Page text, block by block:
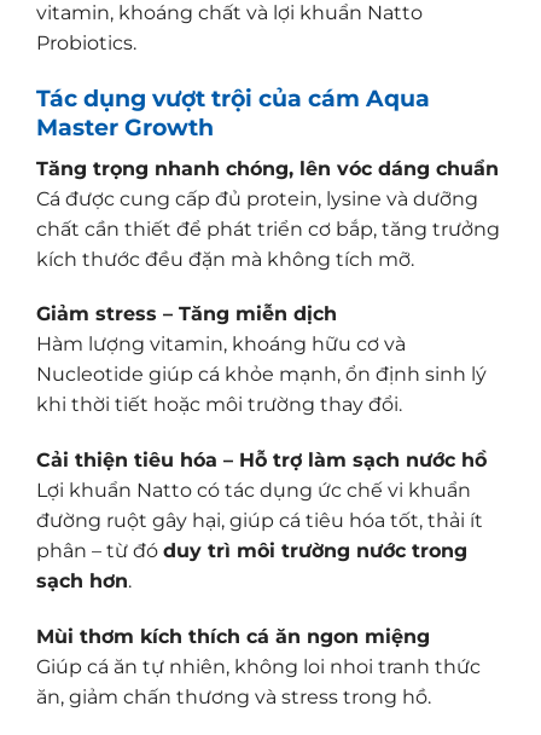
vitamin, khoáng chất và lợi khuẩn Natto
Probiotics.
Tác dụng vượt trội của cám Aqua
Master Growth
Tăng trọng nhanh chóng, lên vóc dáng chuẩn
Cá được cung cấp đủ protein, lysine và dưỡng
chất cần thiết để phát triển cơ bắp, tăng trưởng
kích thước đều đặn mà không tích mỡ.
Giảm stress – Tăng miễn dịch
Hàm lượng vitamin, khoáng hữu cơ và
Nucleotide giúp cá khỏe mạnh, ổn định sinh lý
khi thời tiết hoặc môi trường thay đổi.
Cải thiện tiêu hóa – Hỗ trợ làm sạch nước hồ
Lợi khuẩn Natto có tác dụng ức chế vi khuẩn
đường ruột gây hại, giúp cá tiêu hóa tốt, thải ít
phân – từ đó duy trì môi trường nước trong
sạch hơn.
Mùi thơm kích thích cá ăn ngon miệng
Giúp cá ăn tự nhiên, không loi nhoi tranh thức
ăn, giảm chấn thương và stress trong hồ.